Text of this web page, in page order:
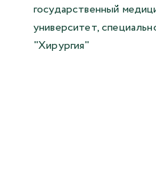
государственный
университет,
"Хирургия"